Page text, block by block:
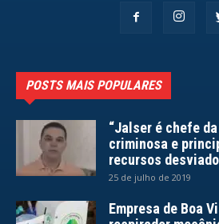
POSTS MAIS POPULARES
“Jalser é chefe
criminosa e
recursos
25 de julho de 2019
Empresa de Boa